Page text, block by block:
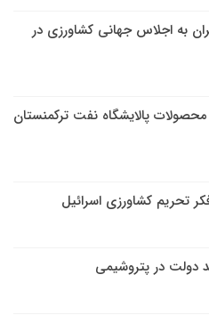
به اجلاس جهانی کشاورزی در
پالایشگاه نفت ترکمنستان
تحریم کشاورزی اسرائیل
دولت در پتروشیمی